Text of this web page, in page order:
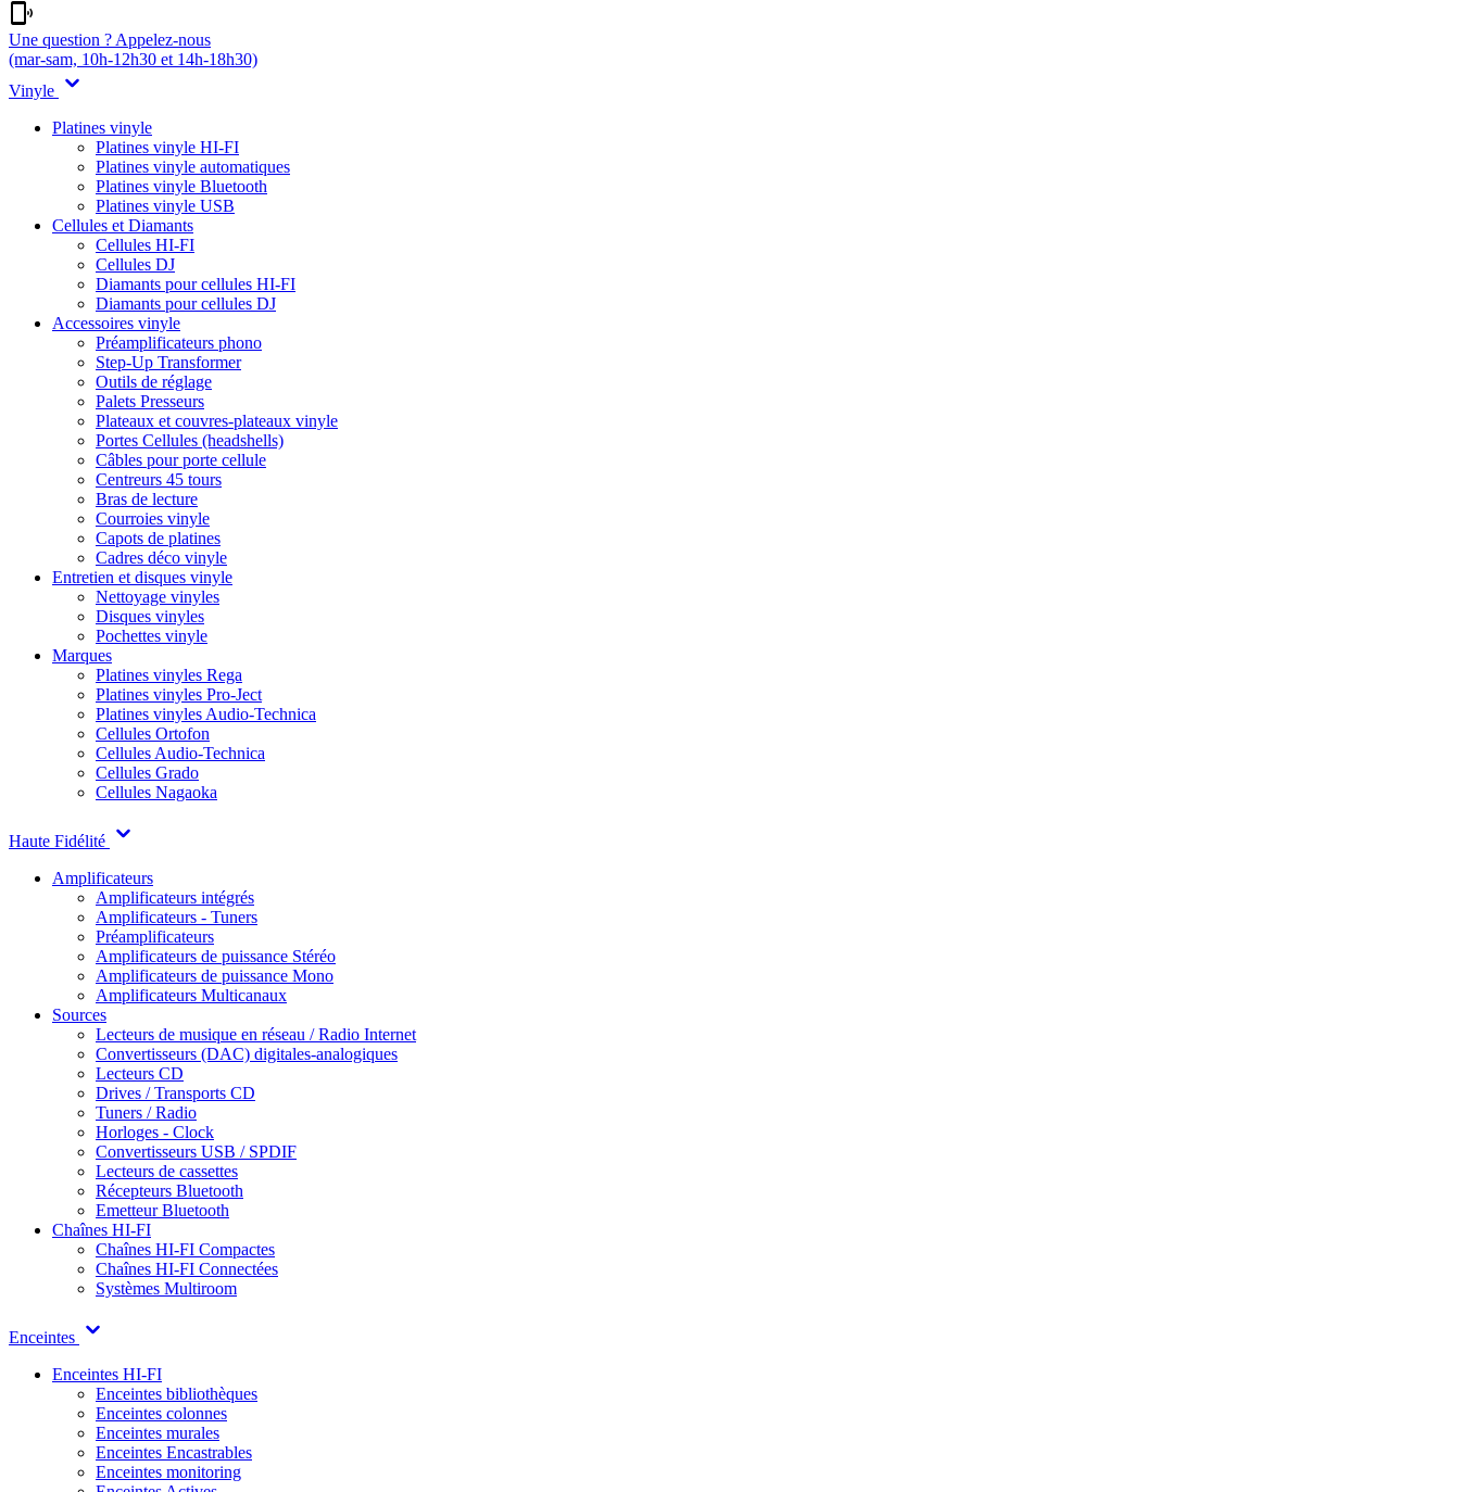
Une question ? Appelez-nous
(mar-sam, 10h-12h30 et 14h-18h30)
Vinyle
Platines vinyle
Platines vinyle HI-FI
Platines vinyle automatiques
Platines vinyle Bluetooth
Platines vinyle USB
Cellules et Diamants
Cellules HI-FI
Cellules DJ
Diamants pour cellules HI-FI
Diamants pour cellules DJ
Accessoires vinyle
Préamplificateurs phono
Step-Up Transformer
Outils de réglage
Palets Presseurs
Plateaux et couvres-plateaux vinyle
Portes Cellules (headshells)
Câbles pour porte cellule
Centreurs 45 tours
Bras de lecture
Courroies vinyle
Capots de platines
Cadres déco vinyle
Entretien et disques vinyle
Nettoyage vinyles
Disques vinyles
Pochettes vinyle
Marques
Platines vinyles Rega
Platines vinyles Pro-Ject
Platines vinyles Audio-Technica
Cellules Ortofon
Cellules Audio-Technica
Cellules Grado
Cellules Nagaoka
Haute Fidélité
Amplificateurs
Amplificateurs intégrés
Amplificateurs - Tuners
Préamplificateurs
Amplificateurs de puissance Stéréo
Amplificateurs de puissance Mono
Amplificateurs Multicanaux
Sources
Lecteurs de musique en réseau / Radio Internet
Convertisseurs (DAC) digitales-analogiques
Lecteurs CD
Drives / Transports CD
Tuners / Radio
Horloges - Clock
Convertisseurs USB / SPDIF
Lecteurs de cassettes
Récepteurs Bluetooth
Emetteur Bluetooth
Chaînes HI-FI
Chaînes HI-FI Compactes
Chaînes HI-FI Connectées
Systèmes Multiroom
Enceintes
Enceintes HI-FI
Enceintes bibliothèques
Enceintes colonnes
Enceintes murales
Enceintes Encastrables
Enceintes monitoring